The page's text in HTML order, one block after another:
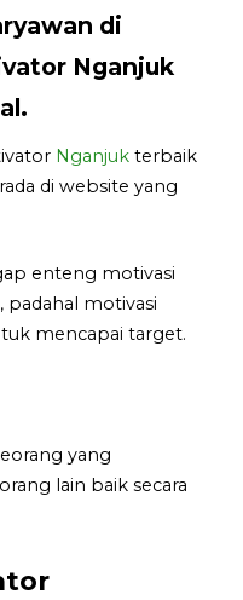
di
Nganjuk
Nganjuk terbaik
di website yang
enteng motivasi
padahal motivasi
mencapai target.
yang
lain baik secara